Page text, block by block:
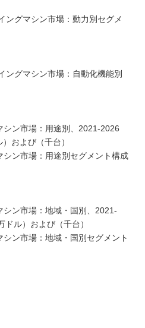
ングマシン市場：動力別セグメ
ングマシン市場：自動化機能別
ン市場：用途別、2021-2026
および（千台）
ン市場：用途別セグメント構成
ン市場：地域・国別、2021-
ル）および（千台）
ン市場：地域・国別セグメント